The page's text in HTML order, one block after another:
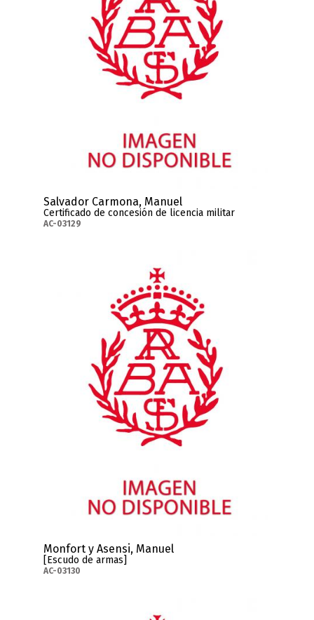
Salvador Carmona, Manuel
Certificado de concesión de licencia militar
AC-03129
Monfort y Asensi, Manuel
[Escudo de armas]
AC-03130